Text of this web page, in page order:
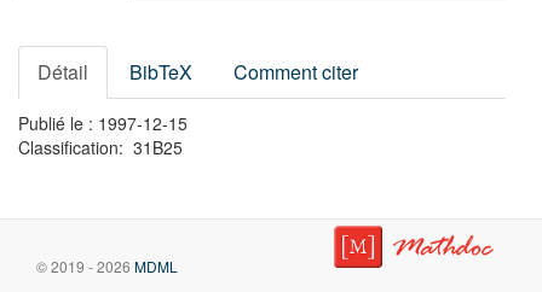
Détail BibTeX Comment citer
Publié le : 1997-12-15
Classification: 31B25
© 2019 - 2026 MDML